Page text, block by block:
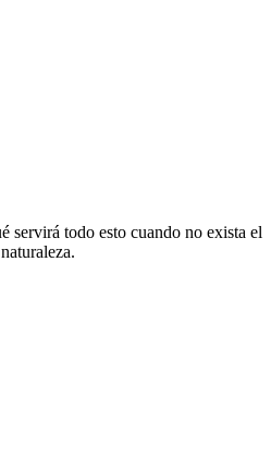
servirá todo esto cuando no exista el